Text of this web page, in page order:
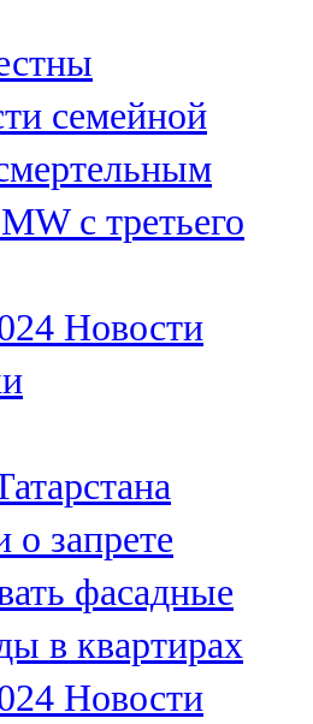
семейной
с третьего
Новости
запрете
фасадные
в квартирах
Новости